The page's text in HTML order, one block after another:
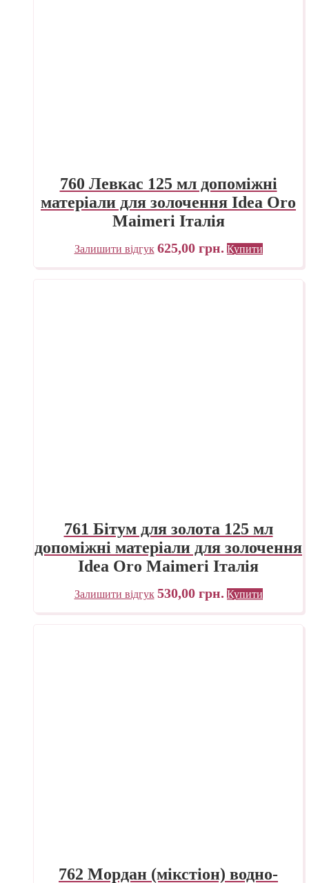
760 Левкас 125 мл допоміжні
матеріали для золочення Idea Oro
Maimeri Італія
Залишити відгук 625,00 грн. Купити
761 Бітум для золота 125 мл
допоміжні матеріали для золочення
Idea Oro Maimeri Італія
Залишити відгук 530,00 грн. Купити
762 Мордан (мікстіон) водно-